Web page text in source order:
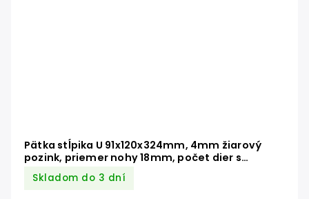
Pätka stĺpika U 91x120x324mm, 4mm žiarový
pozink, priemer nohy 18mm, počet dier s
priemerom 11mm-6ks
Skladom do 3 dní